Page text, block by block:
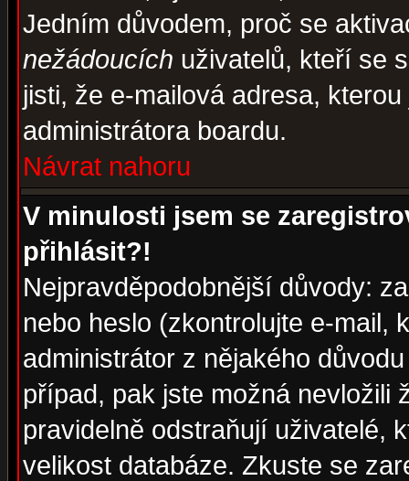
Jedním důvodem, proč se
nežádoucích uživatelů, kteří se
jisti, že e-mailová adresa,
administrátora boardu.
Návrat nahoru
V minulosti jsem se
přihlásit?!
Nejpravděpodobnější důvody:
nebo heslo (zkontrolujte e-mail,
administrátor z nějakého
případ, pak jste možná nevložili
pravidelně odstraňují uživatelé,
velikost databáze. Zkuste se